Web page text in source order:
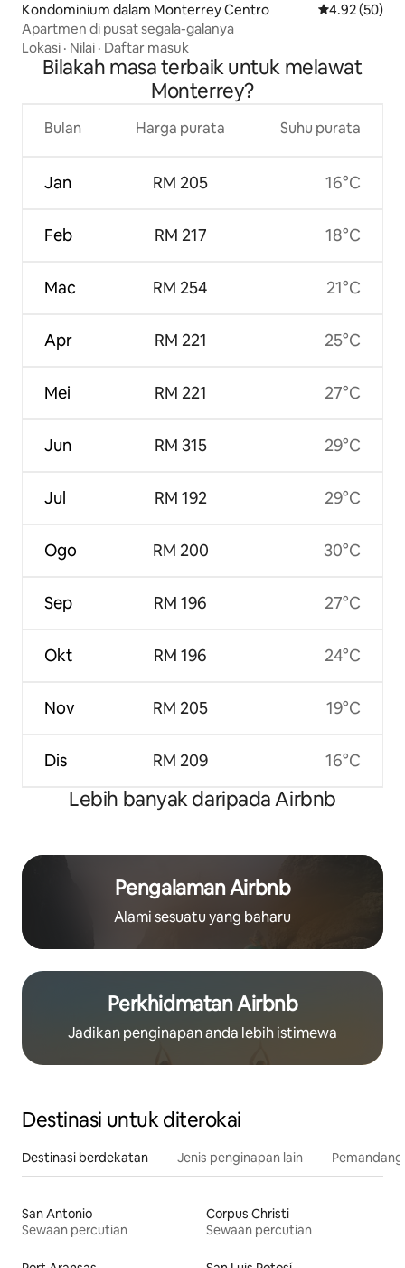
Kondominium dalam Monterrey Centro Penarafan
4.92 (50)
Apartmen di pusat segala-galanya
Lokasi · Nilai · Daftar masuk
Bilakah masa terbaik untuk melawat
Monterrey?
Bulan
Jan
Feb
Mac
Apr
Mei
Jun
Jul
Ogo
Sep
Okt
Nov
Dis
Harga purata
RM 205
RM 217
RM 254
RM 221
RM 221
RM 315
RM 192
RM 200
RM 196
RM 196
RM 205
RM 209
Suhu purata
16°C
18°C
21°C
25°C
27°C
29°C
29°C
30°C
27°C
24°C
19°C
16°C
Lebih banyak daripada Airbnb
Pengalaman Airbnb
Alami sesuatu yang baharu
Perkhidmatan Airbnb
Jadikan penginapan anda lebih istimewa
Destinasi untuk diterokai
Destinasi berdekatan Jenis penginapan lain
San Antonio
Sewaan percutian
Corpus Christi
Sewaan percutian